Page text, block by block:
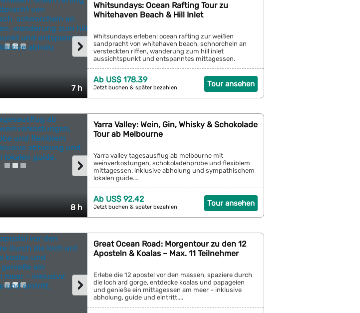
7 h
›
Whitsundays: Ocean Rafting Tour zu
Whitehaven Beach & Hill Inlet
Whitsundays erleben: ocean rafting zur weißen
sandpracht von whitehaven beach, schnorcheln an
versteckten riffen, wanderung zum hill inlet
aussichtspunkt und entspanntes mittagessen.
Tour ansehen
Ab US$ 178.39
Jetzt buchen & später bezahlen
8 h
›
Yarra Valley: Wein, Gin, Whisky & Schokolade
Tour ab Melbourne
Yarra valley tagesausflug ab melbourne mit
weinverkostungen, schokoladenprobe und flexiblem
mittagessen. inklusive abholung und sympathischem
lokalen guide....
Tour ansehen
Ab US$ 92.42
Jetzt buchen & später bezahlen
›
Great Ocean Road: Morgentour zu den 12
Aposteln & Koalas – Max. 11 Teilnehmer
Erlebe die 12 apostel vor den massen, spaziere durch
die loch ard gorge, entdecke koalas und papageien
und genieße ein mittagessen am meer – inklusive
abholung, guide und eintritt....